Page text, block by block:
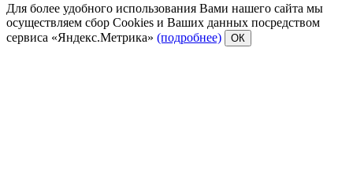
Для более удобного использования Вами нашего сайта мы
осуществляем сбор Cookies и Ваших данных посредством
сервиса «Яндекс.Метрика» (подробнее) ОК